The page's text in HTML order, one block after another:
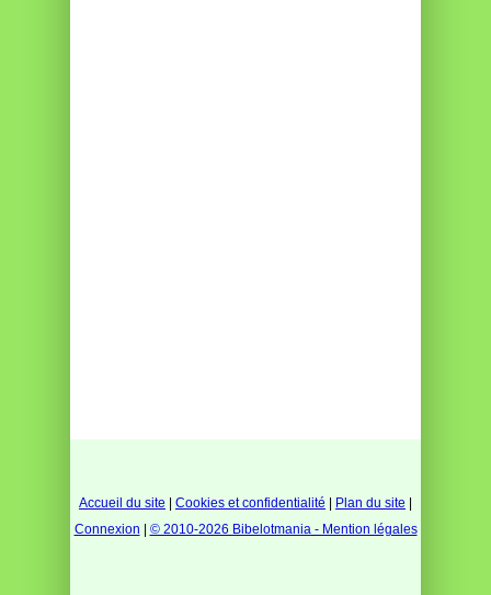
Accueil du site Cookies et confidentialité Plan du site
Connexion
© 2010-2026 Bibelotmania - Mention légales